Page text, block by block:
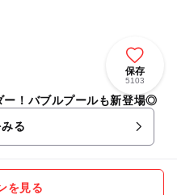
保存
5103
ー！バブルプールも新登場◎
る
を見る